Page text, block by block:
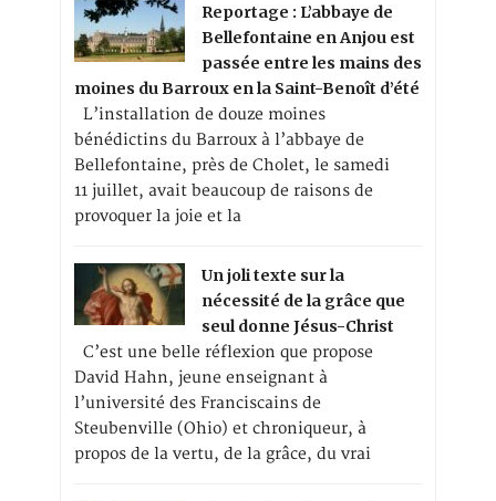
Reportage : L’abbaye de
Bellefontaine en Anjou est
passée entre les mains des
moines du Barroux en la Saint-Benoît d’été
L’installation de douze moines
bénédictins du Barroux à l’abbaye de
Bellefontaine, près de Cholet, le samedi
11 juillet, avait beaucoup de raisons de
provoquer la joie et la
Un joli texte sur la
nécessité de la grâce que
seul donne Jésus-Christ
C’est une belle réflexion que propose
David Hahn, jeune enseignant à
l’université des Franciscains de
Steubenville (Ohio) et chroniqueur, à
propos de la vertu, de la grâce, du vrai